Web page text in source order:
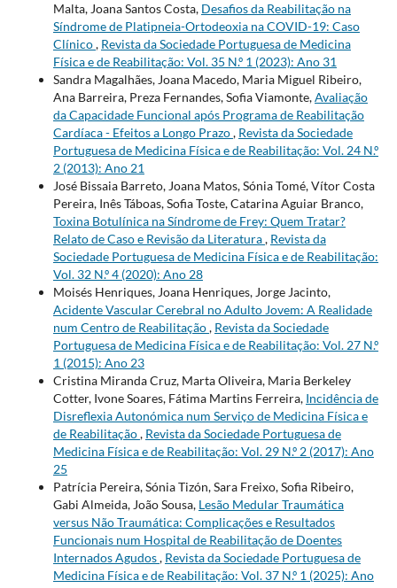
Malta, Joana Santos Costa, Desafios da Reabilitação na
Síndrome de Platipneia-Ortodeoxia na COVID-19: Caso
Clínico, Revista da Sociedade Portuguesa de Medicina
Física e de Reabilitação: Vol. 35 N.º 1 (2023): Ano 31
Sandra Magalhães, Joana Macedo, Maria Miguel Ribeiro,
Ana Barreira, Preza Fernandes, Sofia Viamonte,Avaliação
da Capacidade Funcional após Programa de Reabilitação
Cardíaca - Efeitos a Longo Prazo, Revista da Sociedade
Portuguesa de Medicina Física e de Reabilitação: Vol. 24 N.º
2 (2013): Ano 21
José Bissaia Barreto, Joana Matos, Sónia Tomé, Vítor Costa
Pereira, Inês Táboas, Sofia Toste, Catarina Aguiar Branco,
Toxina Botulínica na Síndrome de Frey: Quem Tratar?
Relato de Caso e Revisão da Literatura, Revista da
Sociedade Portuguesa de Medicina Física e de Reabilitação:
Vol. 32 N.º 4 (2020): Ano 28
Moisés Henriques, Joana Henriques, Jorge Jacinto,
Acidente Vascular Cerebral no Adulto Jovem: A Realidade
num Centro de Reabilitação, Revista da Sociedade
Portuguesa de Medicina Física e de Reabilitação: Vol. 27 N.º
1 (2015): Ano 23
Cristina Miranda Cruz, Marta Oliveira, Maria Berkeley
Cotter, Ivone Soares, Fátima Martins Ferreira, Incidência de
Disreflexia Autonómica num Serviço de Medicina Física e
de Reabilitação, Revista da Sociedade Portuguesa de
Medicina Física e de Reabilitação: Vol. 29 N.º 2 (2017): Ano
25
Patrícia Pereira, Sónia Tizón, Sara Freixo, Sofia Ribeiro,
Gabi Almeida, João Sousa, Lesão Medular Traumática
versus Não Traumática: Complicações e Resultados
Funcionais num Hospital de Reabilitação de Doentes
Internados Agudos, Revista da Sociedade Portuguesa de
Medicina Física e de Reabilitação: Vol. 37 N.º 1 (2025): Ano